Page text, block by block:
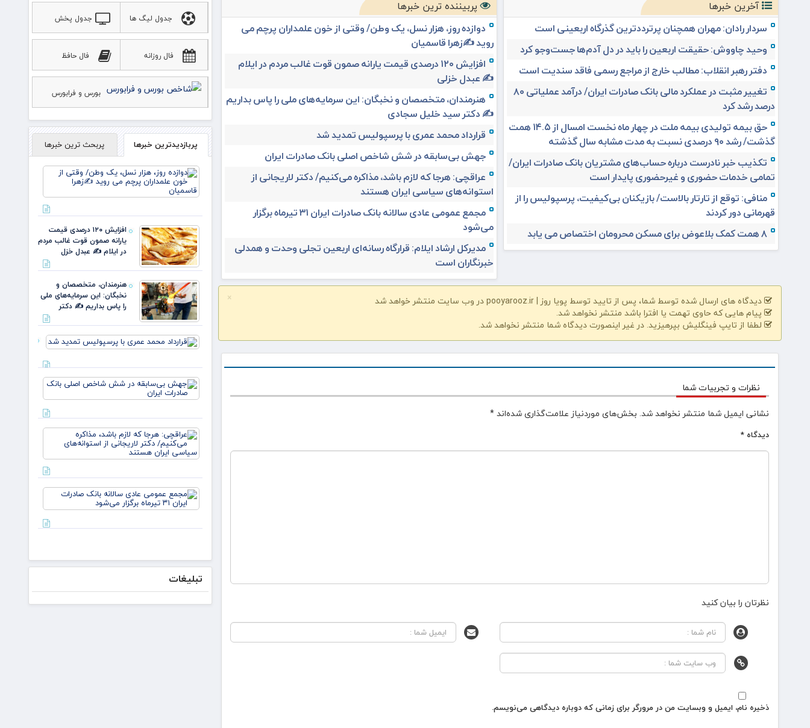
آخرین خبرها
سردار رادان: مهران همچنان پرترددترین گذرگاه اربعینی است
وحید چاووش: حقیقت اربعین را باید در دل آدم‌ها جست‌وجو کرد
دفتر رهبر انقلاب: مطالب خارج از مراجع رسمی فاقد سندیت است
تغییر مثبت در عملکرد مالی بانک صادرات ایران/ درآمد عملیاتی ۸۰
درصد رشد کرد
حق بیمه تولیدی بیمه ملت در چهار ماه نخست امسال از ۱۴.۵ همت
گذشت/ رشد ۹۰ درصدی نسبت به مدت مشابه سال گذشته
تکذیب خبر نادرست درباره حساب‌های مشتریان بانک صادرات ایران/
تمامی خدمات حضوری و غیرحضوری پایدار است
منافی: توقع از تارتار بالاست/ بازیکنان بی‌کیفیت، پرسپولیس را از
قهرمانی دور کردند
۸ همت کمک بلاعوض برای مسکن محرومان اختصاص می یابد
پربیننده ترین خبرها
دوازده روز، هزار نسل، یک وطن/ وقتی از خون علمداران پرچم می
روید ✍️زهرا قاسمیان
افزایش ۱۲۰ درصدی قیمت یارانه صمون قوت غالب مردم در ایلام
✍️ عبدل خزلی
هنرمندان، متخصصان و نخبگان: این سرمایه‌های ملی را پاس بداریم
✍️ دکتر سید خلیل سجادی
قرارداد محمد عمری با پرسپولیس تمدید شد
جهش بی‌سابقه در شش شاخص اصلی بانک صادرات ایران
عراقچی: هرجا که لازم باشد، مذاکره می‌کنیم/ دکتر لاریجانی از
استوانه‌های سیاسی ایران هستند
مجمع عمومی عادی سالانه بانک صادرات ایران ۳۱ تیرماه برگزار
می‌شود
مدیرکل ارشاد ایلام: قرارگاه رسانه‌ای اربعین تجلی وحدت و همدلی
خبرنگاران است
×
دیدگاه های ارسال شده توسط شما، پس از تایید توسط پویا روز | pooyarooz.ir در وب سایت منتشر خواهد شد
پیام هایی که حاوی تهمت یا افترا باشد منتشر نخواهد شد.
لطفا از تایپ فینگلیش بپرهیزید. در غیر اینصورت دیدگاه شما منتشر نخواهد شد.
نظرات و تجربیات شما
نشانی ایمیل شما منتشر نخواهد شد. بخش‌های موردنیاز علامت‌گذاری شده‌اند*
دیدگاه *
نظرتان را بیان کنید
ذخیره نام، ایمیل و وبسایت من در مرورگر برای زمانی که دوباره دیدگاهی می‌نویسم.
جدول لیگ ها
جدول پخش
ورزشی
فال روزانه
فال حافظ
بورس و فرابورس
پربازدیدترین خبرها پربحث ترین خبرها
افزایش ۱۲۰ درصدی قیمت
یارانه صمون قوت غالب مردم
در ایلام ✍️ عبدل خزل
هنرمندان، متخصصان و
نخبگان: این سرمایه‌های ملی
را پاس بداریم ✍️ دکتر
تیرماه
تبلیغات